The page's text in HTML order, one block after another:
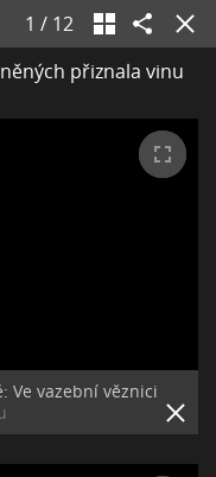
1 / 12
přiznala vinu
Ve vazební věznici